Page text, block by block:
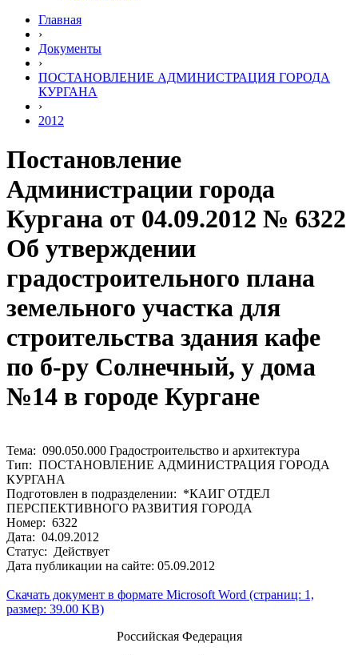
Главная
›
Документы
›
ПОСТАНОВЛЕНИЕ АДМИНИСТРАЦИЯ ГОРОДА
КУРГАНА
›
2012
Постановление
Администрации города
Кургана от 04.09.2012 № 6322
Об утверждении
градостроительного плана
земельного участка для
строительства здания кафе
по б-ру Солнечный, у дома
№14 в городе Кургане
Тема: 090.050.000 Градостроительство и архитектура
Тип: ПОСТАНОВЛЕНИЕ АДМИНИСТРАЦИЯ ГОРОДА
КУРГАНА
Подготовлен в подразделении: *КАИГ ОТДЕЛ
ПЕРСПЕКТИВНОГО РАЗВИТИЯ ГОРОДА
Номер: 6322
Дата: 04.09.2012
Статус: Действует
Дата публикации на сайте: 05.09.2012
Скачать документ в формате Microsoft Word (страниц: 1,
размер: 39.00 KB)
Российская Федерация